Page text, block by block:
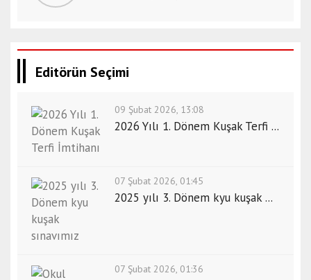
Editörün Seçimi
09 Şubat 2026, 13:08
2026 Yılı 1. Dönem Kuşak Terfi ...
07 Şubat 2026, 01:45
2025 yılı 3. Dönem kyu kuşak ...
07 Şubat 2026, 01:36